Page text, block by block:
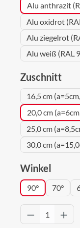
Alu anthrazit
Alu oxidrot
Alu ziegelrot
Alu weiß (RAL
Zuschnitt
16,5 cm
20,0 cm
25,0 cm
30,0 cm
Winkel
90° 70°
Produkt